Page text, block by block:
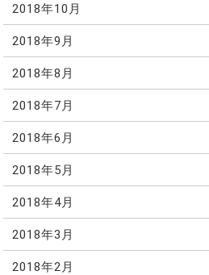
2018年10月
2018年9月
2018年8月
2018年7月
2018年6月
2018年5月
2018年4月
2018年3月
2018年2月